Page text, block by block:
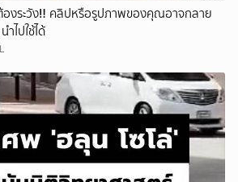
องระวัง‼️ คลิปหรือรูปภาพของคุณอาจกลาย
ไปใช้ได้